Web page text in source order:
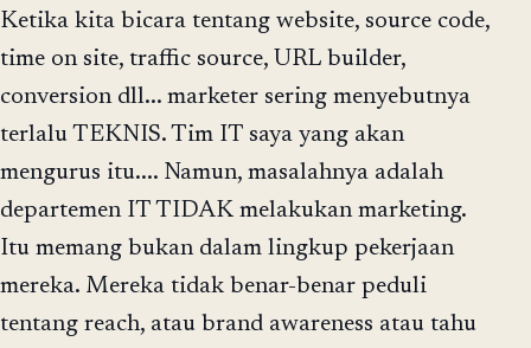
Ketika kita bicara tentang website, source code,
time on site, traffic source, URL builder,
conversion dll... marketer sering menyebutnya
terlalu TEKNIS. Tim IT saya yang akan
mengurus itu.... Namun, masalahnya adalah
departemen IT TIDAK melakukan marketing.
Itu memang bukan dalam lingkup pekerjaan
mereka. Mereka tidak benar-benar peduli
tentang reach, atau brand awareness atau tahu